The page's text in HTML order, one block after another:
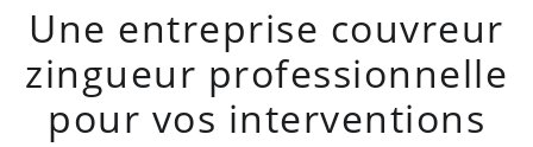
Une entreprise couvreur
zingueur professionnelle
pour vos interventions